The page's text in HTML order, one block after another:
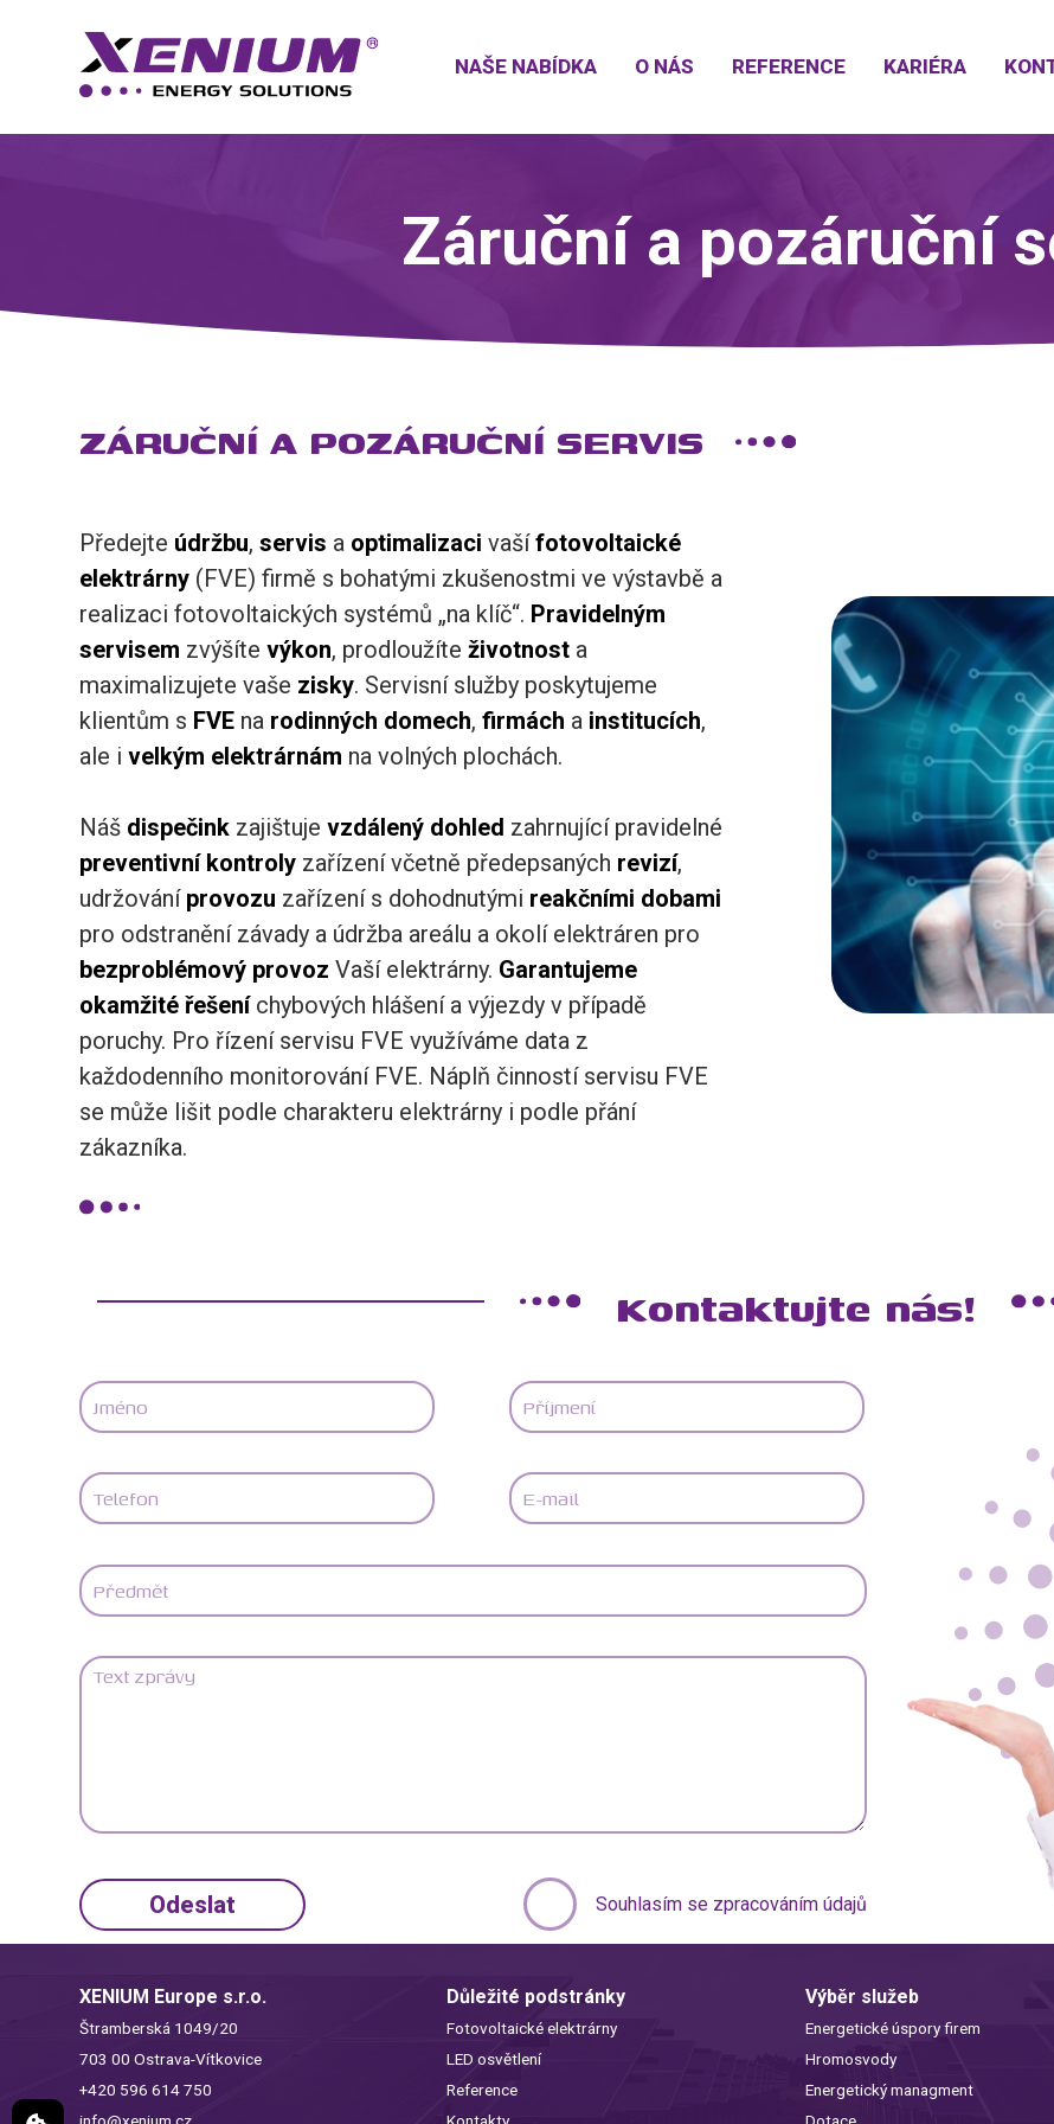
NAŠE NABÍDKA O NÁS REFERENCE KARIÉRA
Záruční a pozáruční
ZÁRUČNÍ A POZÁRUČNÍ SERVIS
Předejte údržbu,servis a optimalizaci vašífotovoltaické
elektrárny (FVE) firmě s bohatými zkušenostmi ve výstavbě a
realizaci fotovoltaických systémů „na klíč“. Pravidelným
servisem zvýšítevýkon, prodloužíteživotnost a
maximalizujete vaše zisky. Servisní služby poskytujeme
klientům s FVE na rodinných domech,firmách a institucích,
ale ivelkým elektrárnám na volných plochách.
Náš dispečink zajištujevzdálený dohled zahrnující pravidelné
preventivní kontroly zařízení včetně předepsaných revizí,
udržování provozu zařízení s dohodnutými reakčními dobami
pro odstranění závady a údržba areálu a okolí elektráren pro
bezproblémový provoz Vaší elektrárny. Garantujeme
okamžité řešení chybových hlášení a výjezdy v případě
poruchy. Pro řízení servisu FVE využíváme data z
každodenního monitorování FVE. Náplň činností servisu FVE
se může lišit podle charakteru elektrárny i podle přání
zákazníka.
Kontaktujte nás!
Souhlasím se zpracováním údajů
XENIUM Europe s.r.o.
Štramberská 1049/20
703 00 Ostrava-Vítkovice
+420 596 614 750
Důležité podstránky
Fotovoltaické elektrárny
LED osvětlení
Reference
Výběr služeb
Energetické úspory firem
Hromosvody
Energetický managment